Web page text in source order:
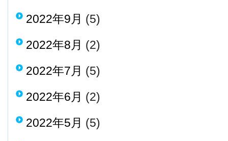
2022年9月 (5)
2022年8月 (2)
2022年7月 (5)
2022年6月 (2)
2022年5月 (5)